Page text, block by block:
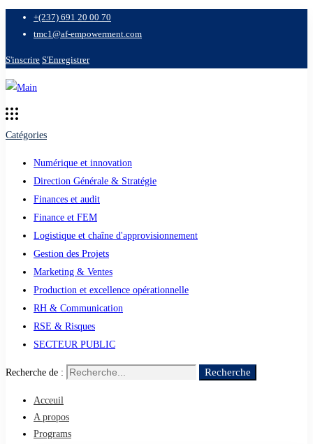
+(237) 691 20 00 70
tmc1@af-empowerment.com
S'inscrire S'Enregistrer
Catégories
Numérique et innovation
Direction Générale & Stratégie
Finances et audit
Finance et FEM
Logistique et chaîne d'approvisionnement
Gestion des Projets
Marketing & Ventes
Production et excellence opérationnelle
RH & Communication
RSE & Risques
SECTEUR PUBLIC
Recherche de : Recherche
Acceuil
A propos
Programs